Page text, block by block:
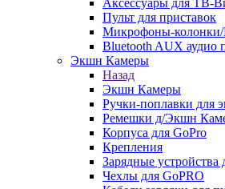
Аксессуары для ТВ-
Пульт для приставок
Микрофоны-колонки/
Bluetooth AUX аудио
Экшн Камеры
Назад
Экшн Камеры
Ручки-поплавки для
Ремешки д/Экшн
Корпуса для GoPro
Крепления
Зарядные
Чехлы для GoPRO